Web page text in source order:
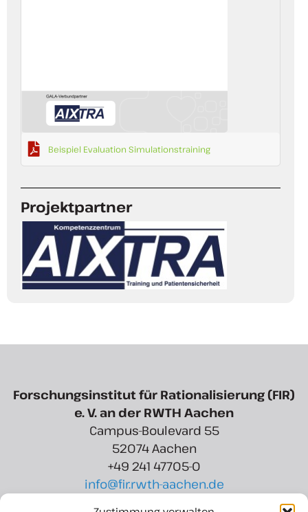
Beispiel Evaluation Simulationstraining
Projektpartner
Forschungsinstitut für Rationalisierung (FIR)
e. V. an der RWTH Aachen
Campus-Boulevard 55
52074 Aachen
+49 241 47705-0
info@fir.rwth-aachen.de